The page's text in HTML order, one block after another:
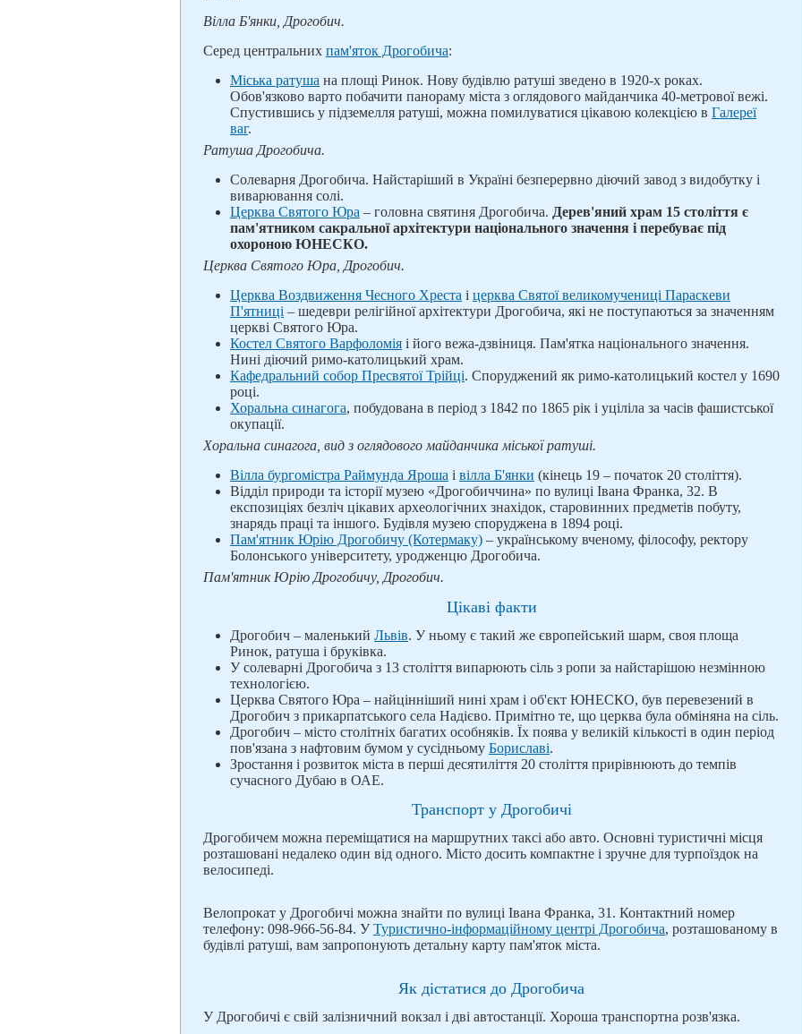
Вілла Б'янки, Дрогобич.
Серед центральних пам'яток Дрогобича:
Міська ратуша на площі Ринок. Нову будівлю ратуші зведено в 1920-х роках.
Обов'язково варто побачити панораму міста з оглядового майданчика 40-метрової вежі.
Спустившись у підземелля ратуші, можна помилуватися цікавою колекцією в Галереї
ваг.
Ратуша Дрогобича.
Солеварня Дрогобича. Найстаріший в Україні безперервно діючий завод з видобутку і
виварювання солі.
Церква Святого Юра – головна святиня Дрогобича. Дерев'яний храм 15 століття є
пам'ятником сакральної архітектури національного значення і перебуває під
охороною ЮНЕСКО.
Церква Святого Юра, Дрогобич.
Церква Воздвиження Чесного Хреста і церква Святої великомучениці Параскеви
П'ятниці – шедеври релігійної архітектури Дрогобича, які не поступаються за значенням
церкві Святого Юра.
Костел Святого Варфоломія і його вежа-дзвіниця. Пам'ятка національного значення.
Нині діючий римо-католицький храм.
Кафедральний собор Пресвятої Трійці. Споруджений як римо-католицький костел у 1690
році.
Хоральна синагога, побудована в період з 1842 по 1865 рік і уціліла за часів фашистської
окупації.
Хоральна синагога, вид з оглядового майданчика міської ратуші.
Вілла бургомістра Раймунда Яроша і вілла Б'янки (кінець 19 – початок 20 століття).
Відділ природи та історії музею «Дрогобиччина» по вулиці Івана Франка, 32. В
експозиціях безліч цікавих археологічних знахідок, старовинних предметів побуту,
знарядь праці та іншого. Будівля музею споруджена в 1894 році.
Пам'ятник Юрію Дрогобичу (Котермаку) – українському вченому, філософу, ректору
Болонського університету, уродженцю Дрогобича.
Пам'ятник Юрію Дрогобичу, Дрогобич.
Цікаві факти
Дрогобич – маленький Львів. У ньому є такий же європейський шарм, своя площа
Ринок, ратуша і бруківка.
У солеварні Дрогобича з 13 століття випарюють сіль з ропи за найстарішою незмінною
технологією.
Церква Святого Юра – найцінніший нині храм і об'єкт ЮНЕСКО, був перевезений в
Дрогобич з прикарпатського села Надієво. Примітно те, що церква була обміняна на сіль.
Дрогобич – місто столітніх багатих особняків. Їх поява у великій кількості в один період
пов'язана з нафтовим бумом у сусідньому Бориславі.
Зростання і розвиток міста в перші десятиліття 20 століття прирівнюють до темпів
сучасного Дубаю в ОАЕ.
Транспорт у Дрогобичі
Дрогобичем можна переміщатися на маршрутних таксі або авто. Основні туристичні місця
розташовані недалеко один від одного. Місто досить компактне і зручне для турпоїздок на
велосипеді.
Велопрокат у Дрогобичі можна знайти по вулиці Івана Франка, 31. Контактний номер
телефону: 098-966-56-84. УТуристично-інформаційному центрі Дрогобича, розташованому в
будівлі ратуші, вам запропонують детальну карту пам'яток міста.
Як дістатися до Дрогобича
У Дрогобичі є свій залізничний вокзал і дві автостанції. Хороша транспортна розв'язка.